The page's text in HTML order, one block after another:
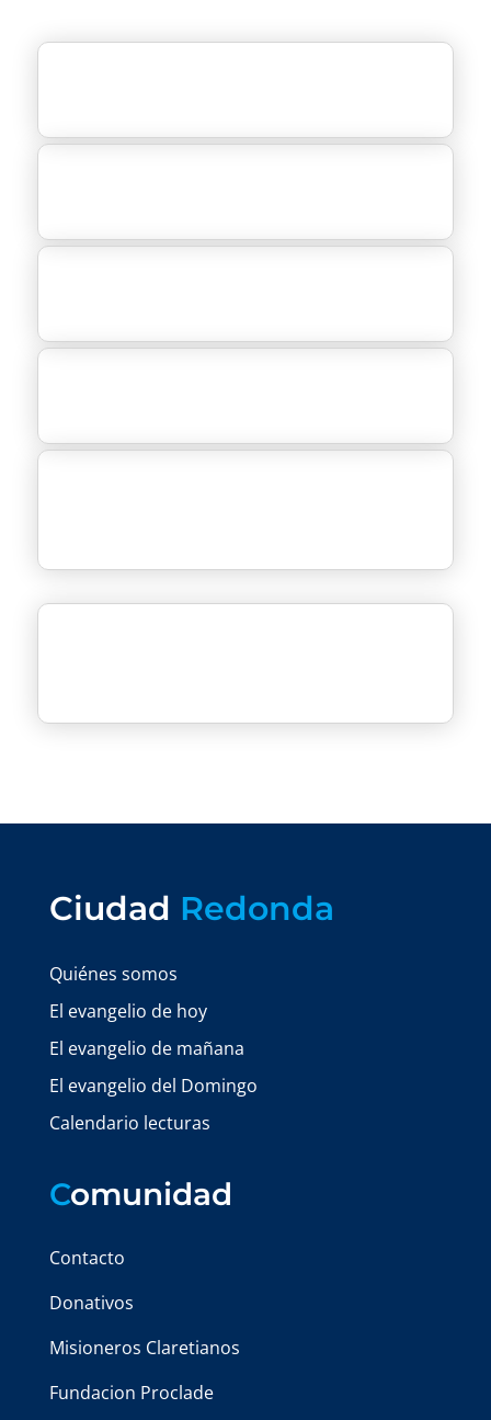
Ciudad Redonda
Quiénes somos
El evangelio de hoy
El evangelio de mañana
El evangelio del Domingo
Calendario lecturas
Comunidad
Contacto
Donativos
Misioneros Claretianos
Fundacion Proclade